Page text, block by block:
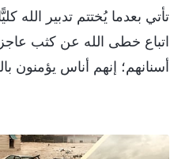
تأتي بعدما يُختتم تدبير الله
اتباع خطى الله عن كثب
أسنانهم؛ إنهم أناس يؤمنون